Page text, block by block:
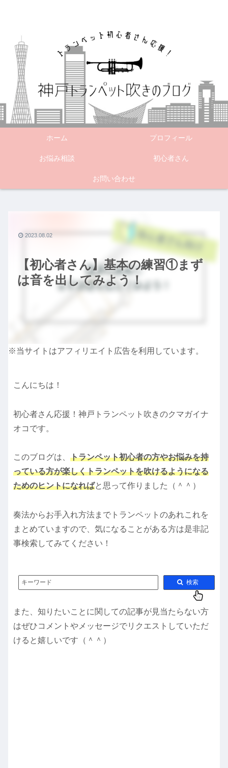
ホーム プロフィール
お悩み相談 初心者さん
お問い合わせ
【初心者さん】基本の練習①まず
は音を出してみよう！
2023.08.02
※当サイトはアフィリエイト広告を利用しています。
こんにちは！
初心者さん応援！神戸トランペット吹きのクマガイナ
オコです。
このブログは、 トランペット初心者の方やお悩みを持
っている方が楽しくトランペットを吹けるようになる
ためのヒントになればと思って作りました（＾＾）
奏法からお手入れ方法までトランペットのあれこれを
まとめていますので、気になることがある方は是非記
事検索してみてください！
キーワード 検索
また、知りたいことに関しての記事が見当たらない方
はぜひコメントやメッセージでリクエストしていただ
けると嬉しいです（＾＾）